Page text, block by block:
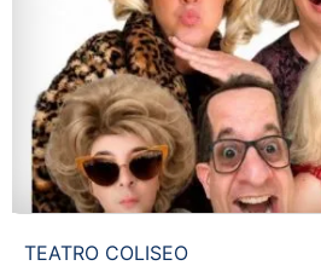
TEATRO COLISEO